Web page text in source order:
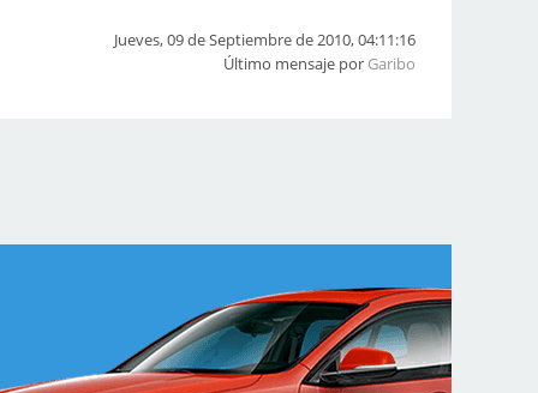
Jueves, 09 de Septiembre de 2010, 04:11:16
Último mensaje por Garibo